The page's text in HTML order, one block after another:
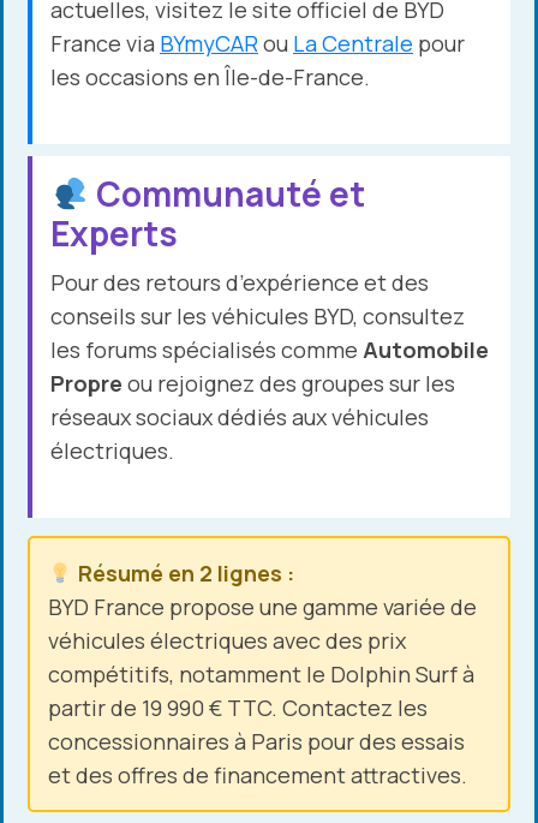
actuelles, visitez le site officiel de BYD
France via BYmyCARou La Centrale pour
les occasions en Île-de-France.
Communauté et
Experts
Pour des retours d’expérience et des
conseils sur les véhicules BYD, consultez
les forums spécialisés comme Automobile
Propre ou rejoignez des groupes sur les
réseaux sociaux dédiés aux véhicules
électriques.
Résumé en 2 lignes :
BYD France propose une gamme variée de
véhicules électriques avec des prix
compétitifs, notamment le Dolphin Surf à
partir de 19 990 € TTC. Contactez les
concessionnaires à Paris pour des essais
et des offres de financement attractives.